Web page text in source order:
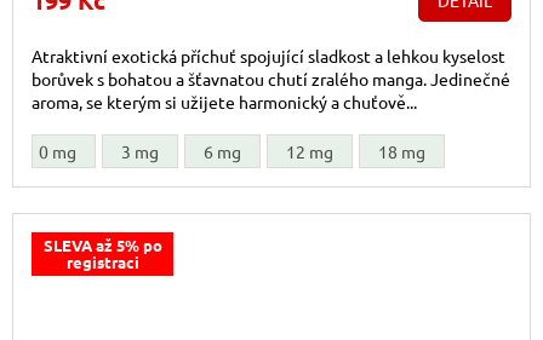
Atraktivní exotická příchuť spojující sladkost a lehkou kyselost
borůvek s bohatou a šťavnatou chutí zralého manga. Jedinečné
aroma, se kterým si užijete harmonický a chuťově...
0 mg 3 mg 6 mg 12 mg 18 mg
SLEVA až 5% po
registraci